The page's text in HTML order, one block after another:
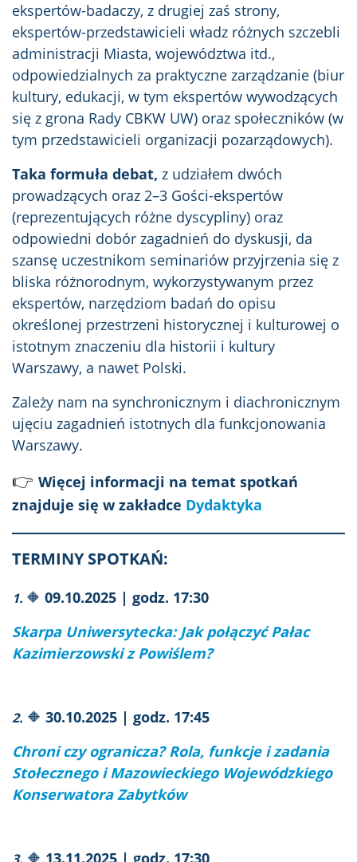
ekspertów-badaczy, z drugiej zaś strony,
ekspertów-przedstawicieli władz różnych szczebli
administracji Miasta, województwa itd.,
odpowiedzialnych za praktyczne zarządzanie (biur
kultury, edukacji, w tym ekspertów wywodzących
się z grona Rady CBKW UW) oraz społeczników (w
tym przedstawicieli organizacji pozarządowych).
Taka formuła debat, z udziałem dwóch
prowadzących oraz 2–3 Gości-ekspertów
(reprezentujących różne dyscypliny) oraz
odpowiedni dobór zagadnień do dyskusji, da
szansę uczestnikom seminariów przyjrzenia się z
bliska różnorodnym, wykorzystywanym przez
ekspertów, narzędziom badań do opisu
określonej przestrzeni historycznej i kulturowej o
istotnym znaczeniu dla historii i kultury
Warszawy, a nawet Polski.
Zależy nam na synchronicznym i diachronicznym
ujęciu zagadnień istotnych dla funkcjonowania
Warszawy.
👉 Więcej informacji na temat spotkań
znajduje się w zakładce Dydaktyka
TERMINY SPOTKAŃ:
1. 🔶 09.10.2025 | godz. 17:30
Skarpa Uniwersytecka: Jak połączyć Pałac
Kazimierzowski z Powiślem?
2. 🔶 30.10.2025 | godz. 17:45
Chroni czy ogranicza? Rola, funkcje i zadania
Stołecznego i Mazowieckiego Wojewódzkiego
Konserwatora Zabytków
🔶 13.11.2025 | godz. 17:30